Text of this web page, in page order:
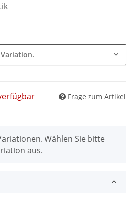
Frage zum Artikel
Wählen Sie bitte
aus.